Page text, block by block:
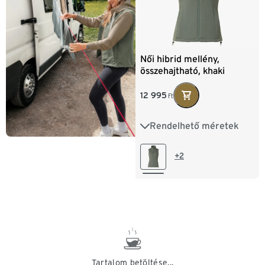
Női hibrid mellény,
összehajtható, khaki
12 995 Ft
Rendelhető méretek
XS 32/34 S 36/38
M 40/42+2
Tartalom betöltése...